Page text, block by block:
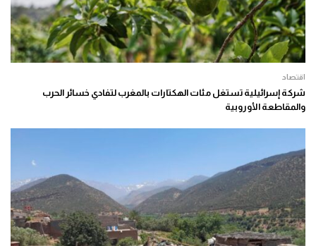
اقتصاد
شركة إسرائيلية تستغل مئات الهكتارات بالمغرب لتفادي خسائر الحرب
والمقاطعة الأوروبية